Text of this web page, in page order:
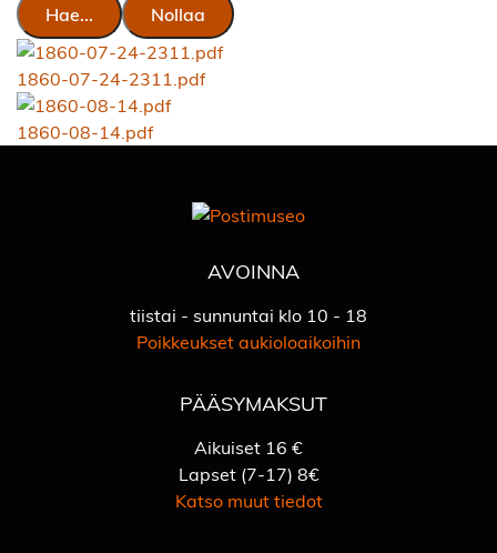
Hae... Nollaa
1860-07-24-2311.pdf
1860-08-14.pdf
AVOINNA
tiistai - sunnuntai klo 10 - 18
Poikkeukset aukioloaikoihin
PÄÄSYMAKSUT
Aikuiset 16 €
Lapset (7-17) 8€
Katso muut tiedot